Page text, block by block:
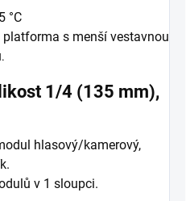
°C
s menší vestavnou
.
1/4 (135 mm),
hlasový/kamerový,
v 1 sloupci.